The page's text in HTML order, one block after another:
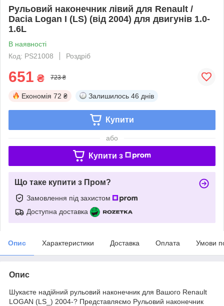
Рульовий наконечник лівий для Renault /
Dacia Logan I (LS) (від 2004) для двигунів 1.0-
1.6L
В наявності
Код: PS21008
Роздріб
651 ₴ 723 ₴
Економія 72 ₴ Залишилось 46 днів
Купити
або
Купити з
Що таке купити з Пром?
Замовлення під захистом
Доступна доставка
Опис Характеристики Доставка Оплата Умови
Опис
Шукаєте надійний рульовий наконечник для Вашого Renault
LOGAN (LS_) 2004-? Представляємо Рульовий наконечник